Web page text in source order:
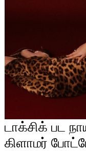
டாக்சிக் பட
கிளாமர்